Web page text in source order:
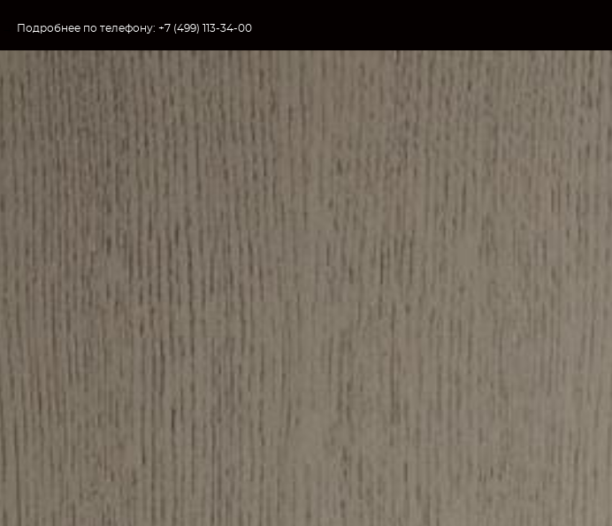
Подробнее по телефону: +7 (499) 113-34-00